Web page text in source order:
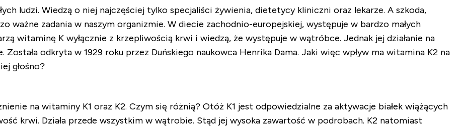
ludzi. Wiedzą o niej najczęściej tylko specjaliści żywienia, dietetycy kliniczni oraz lekarze. A szkoda,
ważne zadania w naszym organizmie. W diecie zachodnio-europejskiej, występuje w bardzo małych
witaminę K wyłącznie z krzepliwością krwi i wiedzą, że występuje w wątróbce. Jednak jej działanie na
odkryta w 1929 roku przez Duńskiego naukowca Henrika Dama. Jaki więc wpływ ma witamina K2 na
głośno?
na witaminy K1 oraz K2. Czym się różnią? Otóż K1 jest odpowiedzialne za aktywacje białek wiążących
krwi. Działa przede wszystkim w wątrobie. Stąd jej wysoka zawartość w podrobach. K2 natomiast